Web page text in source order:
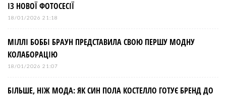
ІЗ НОВОЇ ФОТОСЕСІЇ
18/01/2026 21:18
МІЛЛІ БОББІ БРАУН ПРЕДСТАВИЛА СВОЮ ПЕРШУ МОДНУ
КОЛАБОРАЦІЮ
18/01/2026 21:07
БІЛЬШЕ, НІЖ МОДА: ЯК СИН ПОЛА КОСТЕЛЛО ГОТУЄ БРЕНД ДО